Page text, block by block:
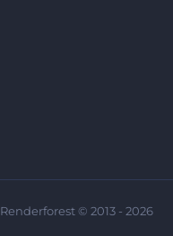
Renderforest © 2013 - 2026